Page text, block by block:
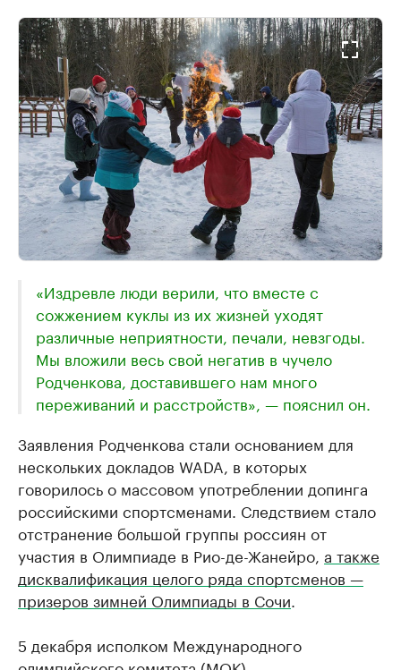
«Издревле люди верили, что вместе с
сожжением куклы из их жизней уходят
различные неприятности, печали, невзгоды.
Мы вложили весь свой негатив в чучело
Родченкова, доставившего нам много
переживаний и расстройств», — пояснил он.
Заявления Родченкова стали основанием для
нескольких докладов WADA, в которых
говорилось о массовом употреблении допинга
российскими спортсменами. Следствием стало
отстранение большой группы россиян от
участия в Олимпиаде в Рио-де-Жанейро, а также
дисквалификация целого ряда спортсменов —
призеров зимней Олимпиады в Сочи
5 декабря исполком Международного